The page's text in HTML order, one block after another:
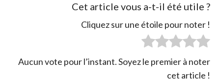
Cet article vous a-t-il été utile ?
Cliquez sur une étoile pour noter !
Aucun vote pour l’instant. Soyez le premier à noter
cet article !